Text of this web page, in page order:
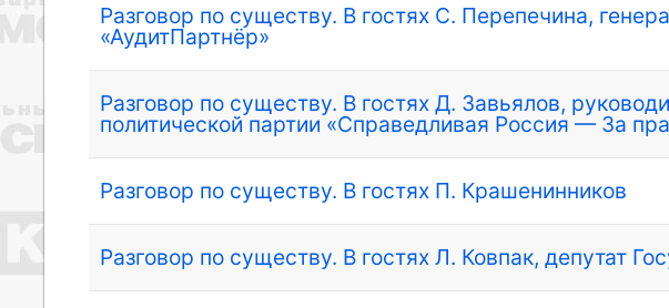
Разговор по существу. В гостях С. Перепечина,
«АудитПартнёр»
Разговор по существу. В гостях Д. Завьялов,
политической партии «Справедливая Россия — За
Разговор по существу. В гостях П. Крашенинников
Разговор по существу. В гостях Л. Ковпак, депутат